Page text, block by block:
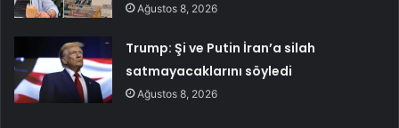
Ağustos 8, 2026
Trump: Şi ve Putin İran’a silah
satmayacaklarını söyledi
Ağustos 8, 2026